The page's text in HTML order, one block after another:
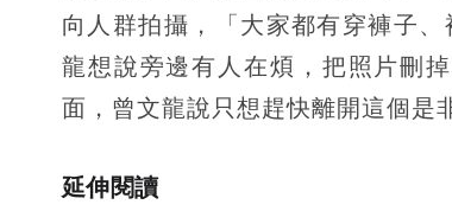
向人群拍攝，「大家都有穿褲子
龍想說旁邊有人在煩，把照片刪
面，曾文龍說只想趕快離開這個是
延伸閱讀